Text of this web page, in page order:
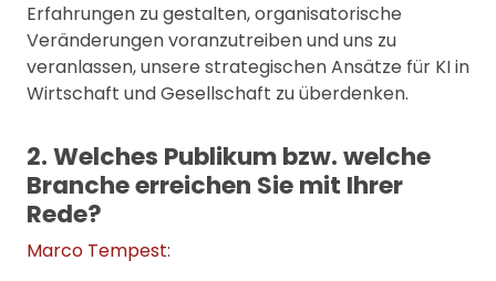
Erfahrungen zu gestalten, organisatorische
Veränderungen voranzutreiben und uns zu
veranlassen, unsere strategischen Ansätze für KI in
Wirtschaft und Gesellschaft zu überdenken.
2. Welches Publikum bzw. welche
Branche erreichen Sie mit Ihrer
Rede?
Marco Tempest: